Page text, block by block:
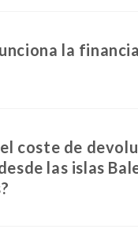
la
el coste de
las islas